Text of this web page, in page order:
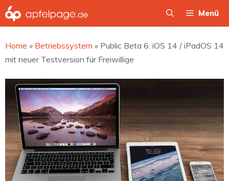
Zum
Inhalt
Menü
Home » Betriebssystem » Public Beta 6: iOS 14 / iPadOS 14
mit neuer Testversion für Freiwillige